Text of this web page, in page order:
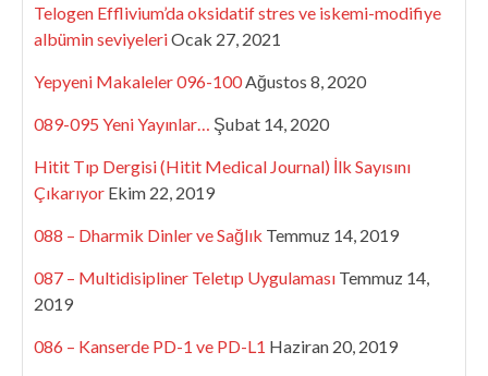
Telogen Efflivium’da oksidatif stres ve iskemi-modifiye
albümin seviyeleriOcak 27, 2021
Yepyeni Makaleler 096-100Ağustos 8, 2020
089-095 Yeni Yayınlar… Şubat 14, 2020
Hitit Tıp Dergisi (Hitit Medical Journal) İlk Sayısını
Çıkarıyor Ekim 22, 2019
088 – Dharmik Dinler ve Sağlık Temmuz 14, 2019
087 – Multidisipliner Teletıp Uygulaması Temmuz 14,
2019
086 – Kanserde PD-1 ve PD-L1 Haziran 20, 2019